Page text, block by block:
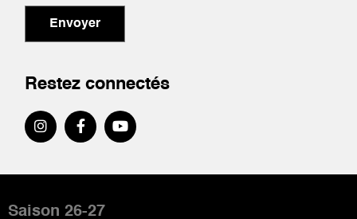
Envoyer
Restez connectés
de
Saison 26-27